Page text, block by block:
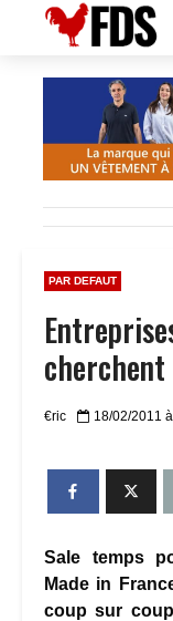
PAR DEFAUT
€ric 18/02/2011
Sale temps
Made in
coup sur